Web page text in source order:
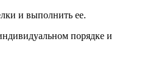
и выполнить ее.
порядке и